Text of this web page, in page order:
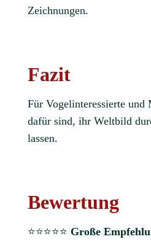
Zeichnungen.
Fazit
Für Vogelinteressierte und
dafür sind, ihr Weltbild
lassen.
Bewertung
⭐⭐⭐⭐⭐ Große